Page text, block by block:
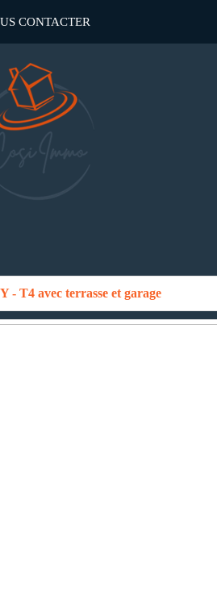
CONTACTER
T4 avec terrasse et garage